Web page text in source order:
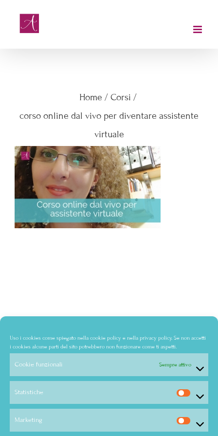
Uso i cookies come spiegato nella cookie policy e nella privacy policy. Se non accetti
i cookies alcune parti del sito potrebbero non funzionare come ti aspetti.
Cookie funzionali Sempre attivo
Statistiche
Marketing
Home / Corsi /
corso online dal vivo per diventare assistente
virtuale